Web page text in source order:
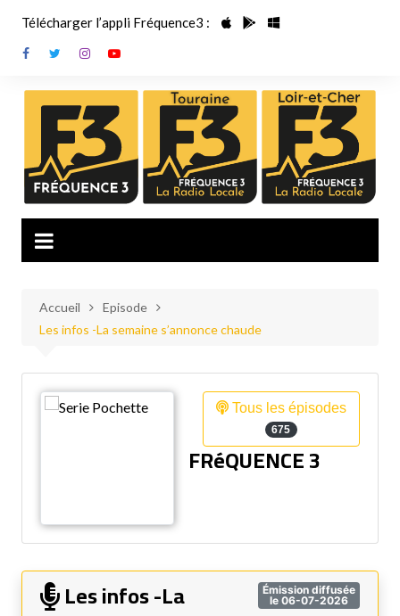
contenu
Télécharger l’appli Fréquence3 :
Accueil
Episode
Les infos -La semaine s’annonce chaude
Tous les épisodes
675
FRéQUENCE 3
Émission diffusée
le 06-07-2026
Les infos -La